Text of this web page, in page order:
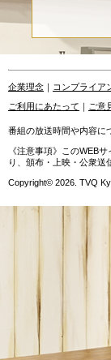
企業理念 ｜ コンプライア
ご利用にあたって ｜ ご意
番組の放送時間や内容に
《注意事項》このWEB
り、頒布・上映・公衆
Copyright© 2026. TVQ